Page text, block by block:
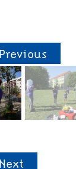
Previous
Next